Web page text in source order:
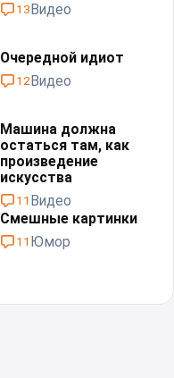
13Видео
Очередной идиот
12Видео
Машина должна
остаться там, как
произведение
искусства
11 Видео
Смешные картинки
11 Юмор